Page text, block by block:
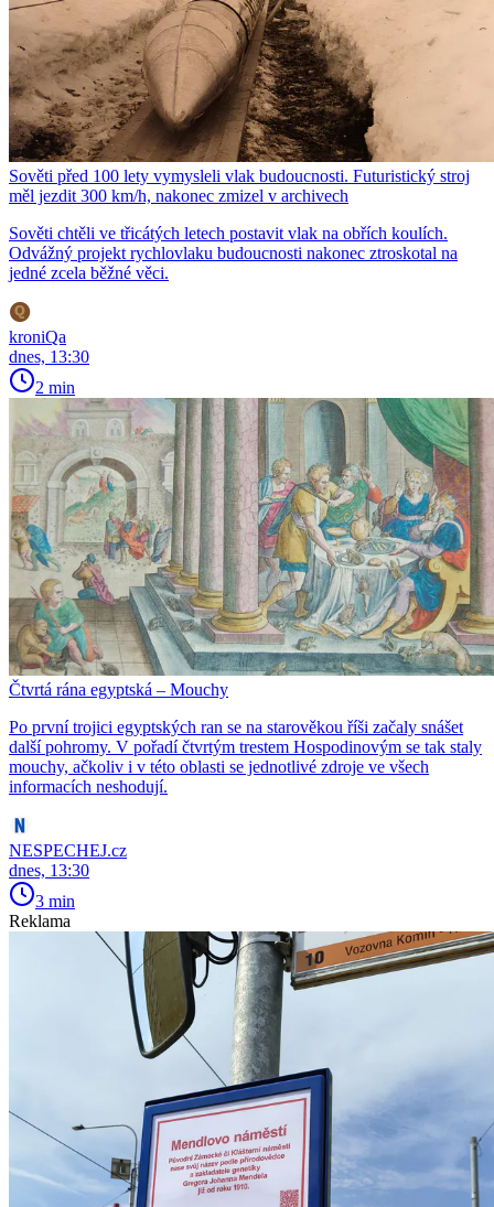
Sověti před 100 lety vymysleli vlak budoucnosti. Futuristický stroj
měl jezdit 300 km/h, nakonec zmizel v archivech
Sověti chtěli ve třicátých letech postavit vlak na obřích koulích.
Odvážný projekt rychlovlaku budoucnosti nakonec ztroskotal na
jedné zcela běžné věci.
kroniQa
dnes, 13:30
2 min
Čtvrtá rána egyptská – Mouchy
Po první trojici egyptských ran se na starověkou říši začaly snášet
další pohromy. V pořadí čtvrtým trestem Hospodinovým se tak staly
mouchy, ačkoliv i v této oblasti se jednotlivé zdroje ve všech
informacích neshodují.
NESPECHEJ.cz
dnes, 13:30
3 min
Reklama